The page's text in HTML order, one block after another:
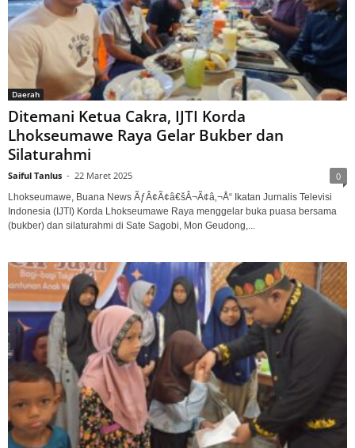
Daerah
Ditemani Ketua Cakra, IJTI Korda
Lhokseumawe Raya Gelar Bukber dan
Silaturahmi
Saiful Tanlus - 22 Maret 2025 0
Lhokseumawe, Buana News ÃƒÂ¢Ã¢â€šÂ¬Ã¢â‚¬Å“ Ikatan Jurnalis Televisi
Indonesia (IJTI) Korda Lhokseumawe Raya menggelar buka puasa bersama
(bukber) dan silaturahmi di Sate Sagobi, Mon Geudong,...